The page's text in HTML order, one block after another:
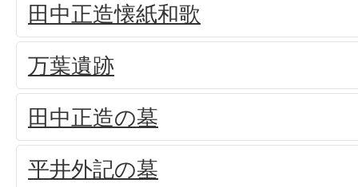
田中正造懐紙和歌
万葉遺跡
田中正造の墓
平井外記の墓